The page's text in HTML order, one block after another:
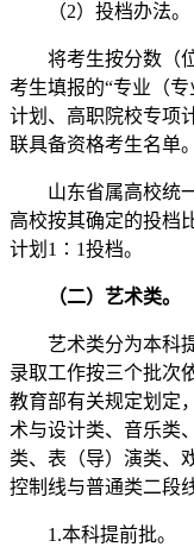
（2）投档办法。
将考生按分数（位
考生填报的“专业（
计划、高职院校专项
联具备资格考生名单。
山东省属高校统一
高校按其确定的投档
计划1∶1投档。
（二）艺术类。
艺术类分为本科提
录取工作按三个批次
教育部有关规定划定
术与设计类、音乐类
类、表（导）演类、
控制线与普通类二段
1.本科提前批。